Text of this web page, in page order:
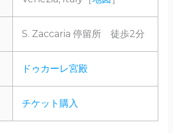
S. Zaccaria 停留所 徒歩2分
ドゥカーレ宮殿
チケット購入